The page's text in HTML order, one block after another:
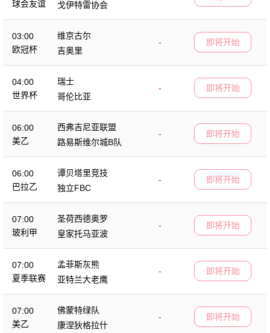
球会友谊
戈伊特雷协会
03:00
欧冠杯
维京古尔
-
吉奥里
即将开始
04:00
世界杯
瑞士
-
哥伦比亚
即将开始
06:00
美乙
西弗吉尼亚联盟
-
路易斯维尔城B队
即将开始
06:00
巴拉乙
谭贝塔里竞技
-
独立FBC
即将开始
07:00
玻利甲
圣荷西德奥罗
-
皇家托马亚波
即将开始
07:00
夏季联赛
孟菲斯灰熊
-
亚特兰大老鹰
即将开始
07:00
美乙
佛蒙特绿队
-
康涅狄格拉什
即将开始